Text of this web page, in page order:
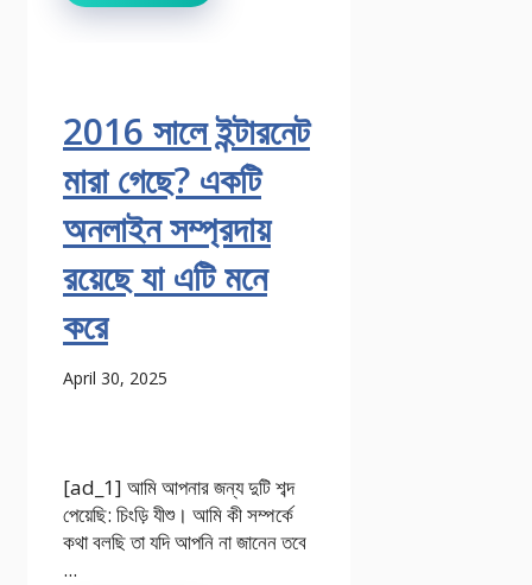
2016 সালে ইন্টারনেট
মারা গেছে? একটি
অনলাইন সম্প্রদায়
রয়েছে যা এটি মনে
করে
April 30, 2025
[ad_1] আমি আপনার জন্য দুটি শব্দ
পেয়েছি: চিংড়ি যীশু। আমি কী সম্পর্কে
কথা বলছি তা যদি আপনি না জানেন তবে
...